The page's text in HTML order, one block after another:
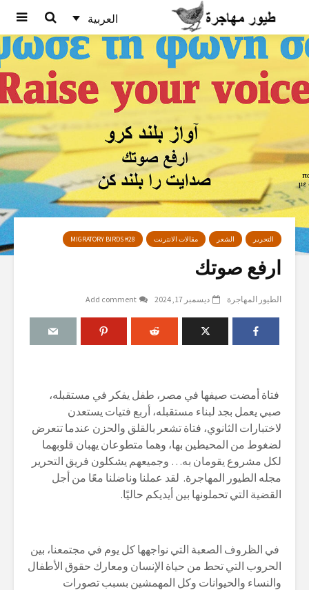
العربية
التحرير الشعر مقالات الانترنت MIGRATORY BIRDS #28
ارفع صوتك
الطيور المهاجرة ديسمبر 17, 2024 Add comment
فتاة أمضت صيفها في مصر، طفل يفكر في مستقبله،
صبي يعمل بجد لبناء مستقبله، أربع فتيات يستعدن
لاختبارات الثانوي، فتاة تشعر بالقلق والحزن عندما تتعرض
لضغوط من المحيطين بها، وهما متطوعان يهبان قلوبهما
لكل مشروع يقومان به… وجميعهم يشكلون فريق التحرير
مجله الطيور المهاجرة. لقد عملنا وناضلنا معًا من أجل
القضية التي تحملونها بين أيديكم حاليًا.
في الظروف الصعبة التي نواجهها كل يوم في مجتمعنا، بين
الحروب التي تحط من حياة الإنسان ومعارك حقوق الأطفال
والنساء والحيوانات وكل المهمشين بسبب تصورات